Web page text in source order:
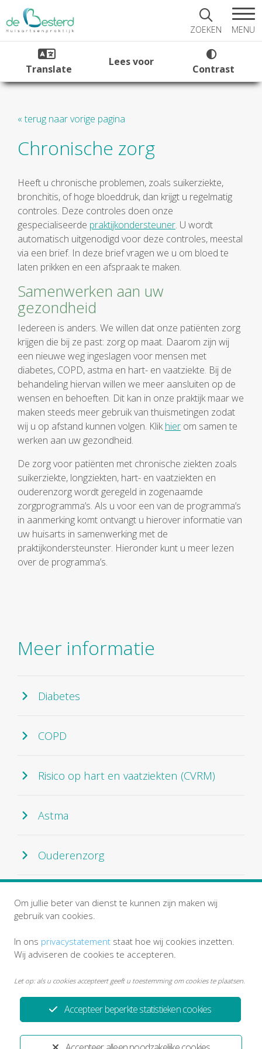
ZOEKEN MENU
Translate
Lees voor
Contrast
« terug naar vorige pagina
Chronische zorg
Heeft u chronische problemen, zoals suikerziekte,
bronchitis, of hoge bloeddruk, dan krijgt u regelmatig
controles. Deze controles doen onze
gespecialiseerde praktijkondersteuner. U wordt
automatisch uitgenodigd voor deze controles, meestal
via een brief. In deze brief vragen we u om bloed te
laten prikken en een afspraak te maken.
Samenwerken aan uw
gezondheid
Iedereen is anders. We willen dat onze patiënten zorg
krijgen die bij ze past: zorg op maat. Daarom zijn wij
een nieuwe weg ingeslagen voor mensen met
diabetes, COPD, astma en hart- en vaatziekte. Bij de
behandeling hiervan willen we meer aansluiten op de
wensen en behoeften. Dit kan in onze praktijk maar we
maken steeds meer gebruik van thuismetingen zodat
wij u op afstand kunnen volgen. Klikhier om samen te
werken aan uw gezondheid.
De zorg voor patiënten met chronische ziekten zoals
suikerziekte, longziekten, hart- en vaatziekten en
ouderenzorg wordt geregeld in zogenaamde
zorgprogramma’s. Als u voor een van de programma’s
in aanmerking komt ontvangt u hierover informatie van
uw huisarts in samenwerking met de
praktijkondersteunster. Hieronder kunt u meer lezen
over de programma’s.
Meer informatie
Diabetes
COPD
Risico op hart en vaatziekten (CVRM)
Astma
Ouderenzorg
Accepteer beperkte statistieken cookies
Om jullie beter van dienst te kunnen zijn maken wij
gebruik van cookies.
In ons privacystatement staat hoe wij cookies inzetten.
Wij adviseren de cookies te accepteren.
Let op: als u cookies accepteert geeft u toestemming om cookies te plaatsen.